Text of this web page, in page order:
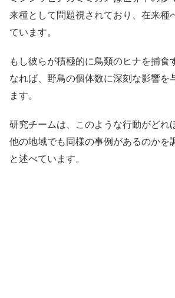
来種として問題視されており、在来種
ています。
もし彼らが積極的に鳥類のヒナを捕食
なれば、野鳥の個体数に深刻な影響を
ます。
研究チームは、このような行動がどれ
他の地域でも同様の事例があるのかを
と述べています。